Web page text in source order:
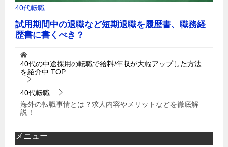
40代の中途採用の転職で給料/年収が大幅アップした方法
を紹介中 TOP
40代転職
海外の転職事情とは？求人内容やメリットなどを徹底解
説！
メニュー